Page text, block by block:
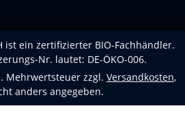
ist ein zertifizierter BIO-Fachhändler.
Nr. lautet: DE-ÖKO-006.
Mehrwertsteuer zzgl. Versandkosten,
anders angegeben.